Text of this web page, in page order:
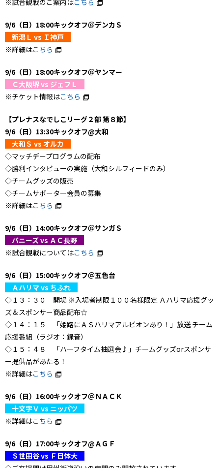
※試合観戦のご案内はこちら
9/6（日）18:00キックオフ＠デンカＳ
新潟Ｌ vs Ｉ神戸
※詳細はこちら
9/6（日）18:00キックオフ＠ヤンマー
Ｃ大阪堺 vs ジェフＬ
※チケット情報はこちら
【プレナスなでしこリーグ２部 第８節】
9/6（日）13:30キックオフ@大和
大和Ｓ vs オルカ
◇マッチデープログラムの配布
◇勝利インタビューの実施（大和シルフィードのみ）
◇チームグッズの販売
◇チームサポーター会員の募集
※詳細はこちら
9/6（日）14:00キックオフ＠サンガＳ
バニーズ vs ＡＣ長野
※試合観戦についてはこちら
9/6（日）15:00キックオフ＠五色台
Ａハリマ vs ちふれ
◇１３：３０ 開場 ※入場者制限１００名様限定 Ａハリマ応援グッ
ズ＆スポンサー商品配布☆
◇１４：１５ 「姫路にＡＳハリマアルビオンあり！」放送 チーム
応援番組（ラジオ：録音）
◇１５：４８ 「ハーフタイム抽選会♪」チームグッズorスポンサ
ー提供品があたる！
※詳細はこちら
9/6（日）16:00キックオフ＠ＮＡＣＫ
十文字Ｖ vs ニッパツ
※詳細はこちら
9/6（日）17:00キックオフ@ＡＧＦ
Ｓ世田谷 vs Ｆ日体大